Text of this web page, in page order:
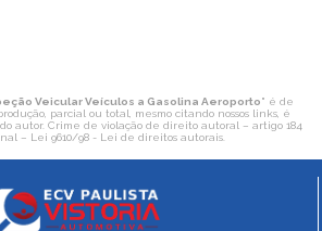
Veicular Veículos a Gasolina Aeroporto" é de
parcial ou total, mesmo citando nossos links, é
autor. Crime de violação de direito autoral – artigo 184
– Lei 9610/98 - Lei de direitos autorais.